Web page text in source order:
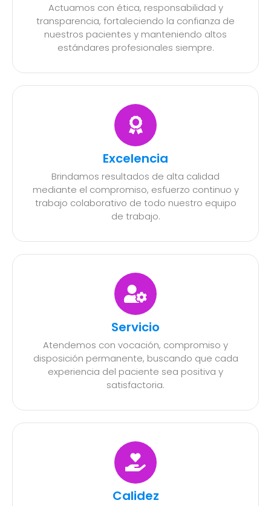
Actuamos con ética, responsabilidad y
transparencia, fortaleciendo la confianza de
nuestros pacientes y manteniendo altos
estándares profesionales siempre.
Excelencia
Brindamos resultados de alta calidad
mediante el compromiso, esfuerzo continuo y
trabajo colaborativo de todo nuestro equipo
de trabajo.
Servicio
Atendemos con vocación, compromiso y
disposición permanente, buscando que cada
experiencia del paciente sea positiva y
satisfactoria.
Calidez